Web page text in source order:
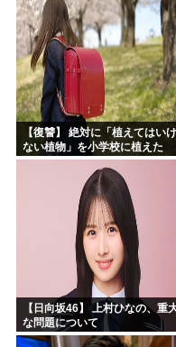
【復讐】 絶対に「植えてはいけ
ない植物」を小学校に植えた
→20年経って見に行くと…
「！？」衝撃の光景が・・・
【日向坂46】 上村ひなの、重
な問題について